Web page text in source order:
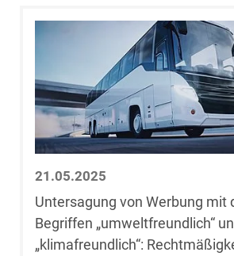
Dr. Leonie
Bringer
Dr. Félicie
Brisson
Brombach,
LL.M. (University
of East Anglia)
21.05.2025
Untersagung von Werbung mit
Begriffen „umweltfreundlich“
„klimafreundlich“: